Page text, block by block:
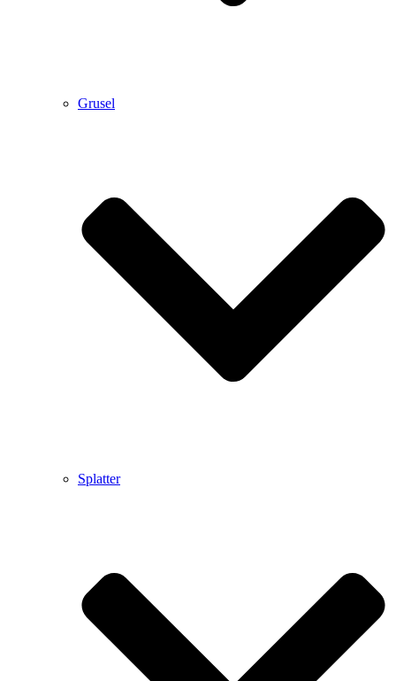
Grusel
Splatter